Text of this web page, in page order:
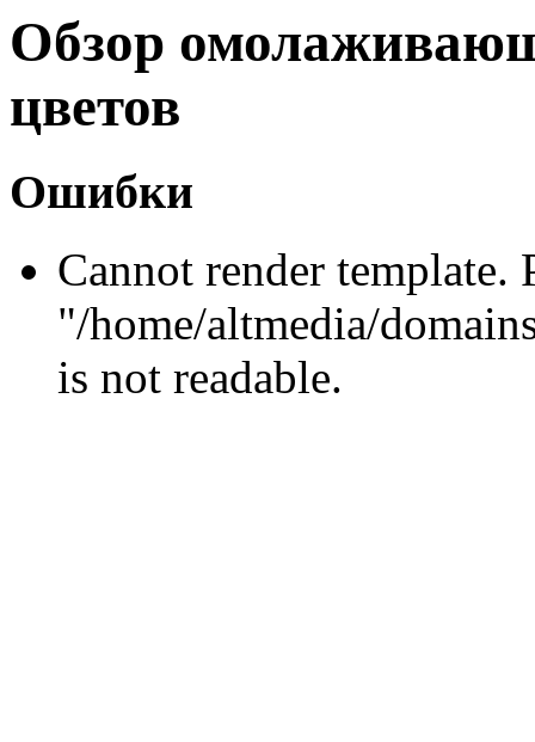
Обзор
цветов
Ошибки
Cannot render template.
"/home/altmedia/
is not readable.